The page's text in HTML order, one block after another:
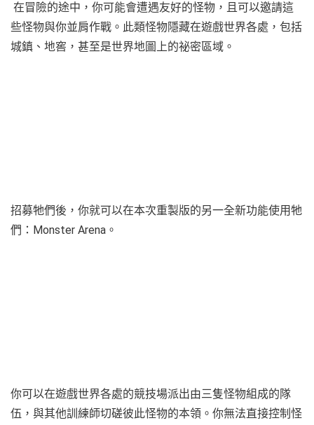
在冒險的途中，你可能會遭遇友好的怪物，且可以邀請這
些怪物與你並肩作戰。此類怪物隱藏在遊戲世界各處，包括
城鎮、地窖，甚至是世界地圖上的祕密區域。
招募牠們後，你就可以在本次重製版的另一全新功能使用牠
們：Monster Arena。
你可以在遊戲世界各處的競技場派出由三隻怪物組成的隊
伍，與其他訓練師切磋彼此怪物的本領。你無法直接控制怪